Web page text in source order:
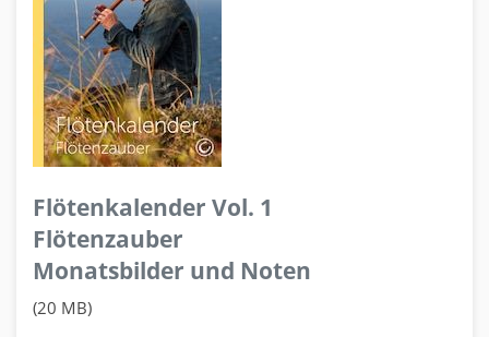
Flötenkalender Vol. 1
Flötenzauber
Monatsbilder und Noten
(20 MB)